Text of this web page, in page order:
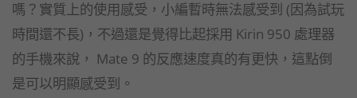
嗎？實質上的使用感受，小編暫時無法感受到 (因為試玩
時間還不長)，不過還是覺得比起採用 Kirin 950 處理器
的手機來說， Mate 9 的反應速度真的有更快，這點倒
是可以明顯感受到。